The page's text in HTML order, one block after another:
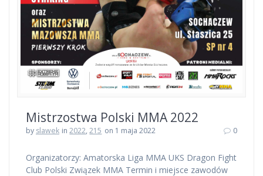
Mistrzostwa Polski MMA 2022
by slawek in2022,215 on 1 maja 2022 0
Organizatorzy: Amatorska Liga MMA UKS Dragon Fight
Club Polski Związek MMA Termin i miejsce zawodów